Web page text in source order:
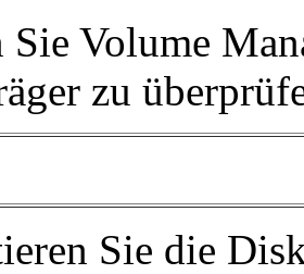
Sie Volume
zu
Sie die